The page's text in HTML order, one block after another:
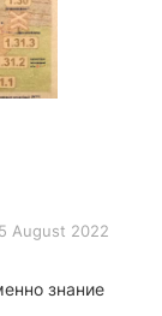
August 2022
знание